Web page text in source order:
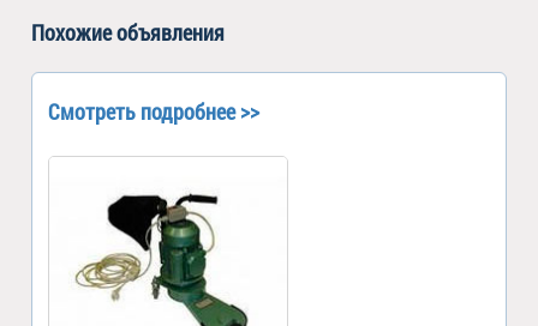
Похожие объявления
Смотреть подробнее >>